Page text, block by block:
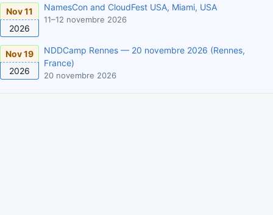
Nov 11
2026
NamesCon and CloudFest USA, Miami, USA
11–12 novembre 2026
Nov 19
2026
NDDCamp Rennes — 20 novembre 2026 (Rennes,
France)
20 novembre 2026